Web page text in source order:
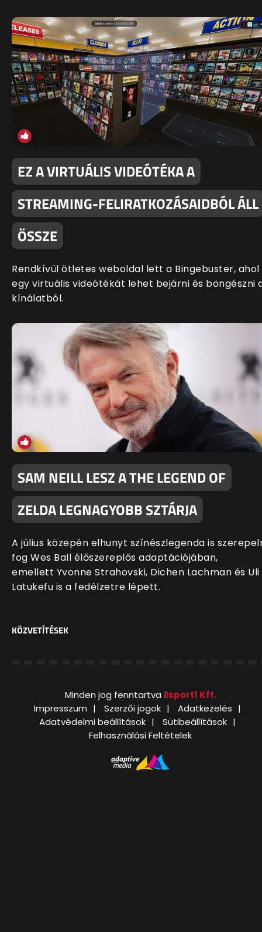
EZ A VIRTUÁLIS VIDEÓTÉKA A
STREAMING-FELIRATKOZÁSAIDBÓL ÁLL
ÖSSZE
Rendkívül ötletes weboldal lett a Bingebuster, ahol
egy virtuális videótékát lehet bejárni és böngészni
kínálatból.
SAM NEILL LESZ A THE LEGEND OF
ZELDA LEGNAGYOBB SZTÁRJA
A július közepén elhunyt színészlegenda is
fog Wes Ball élőszereplős adaptációjában,
emellett Yvonne Strahovski, Dichen Lachman és Uli
Latukefu is a fedélzetre lépett.
KÖZVETÍTÉSEK
Minden jog fenntartva Esport1 Kft.
Impresszum
Szerzői jogok
Adatkezelés
Adatvédelmi beállítások
Sütibeállítások
Felhasználási Feltételek